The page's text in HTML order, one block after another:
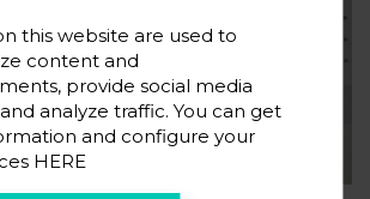
this website are used to
content and
provide social media
analyze traffic. You can get
and configure your
HERE